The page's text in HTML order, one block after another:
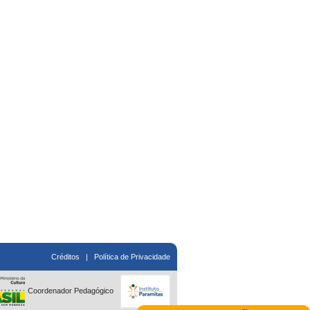
Créditos | Política de Privacidade
Coordenador Pedagógico